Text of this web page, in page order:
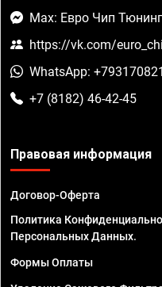
Max: Евро Чип Тюнинг
https://vk.com/
WhatsApp:
+7 (8182) 46-42-45
Правовая информация
Договор-Оферта
Политика
Персональных Данных.
Формы Оплаты